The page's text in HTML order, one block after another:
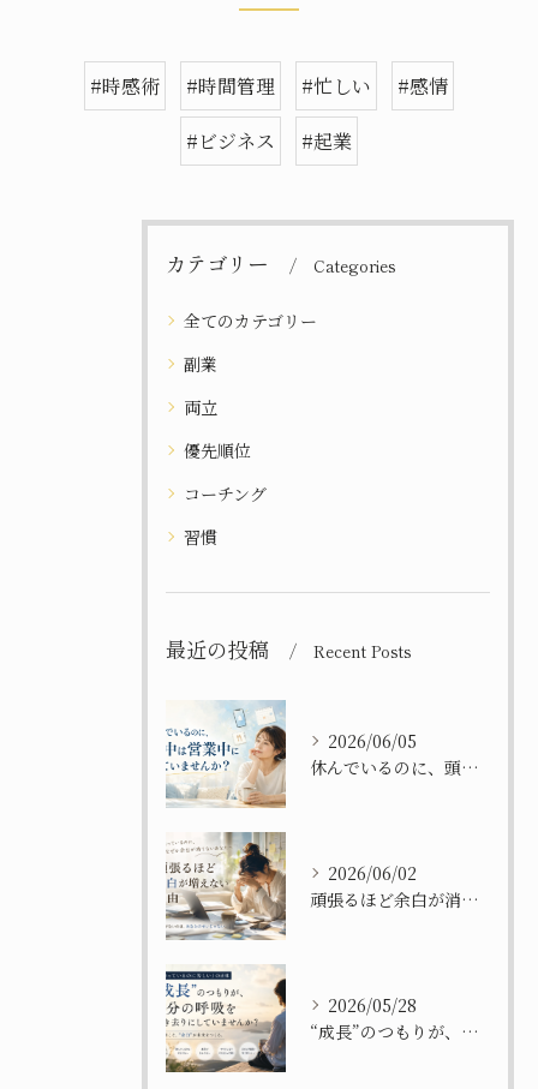
#時感術 #時間管理 #忙しい
#感情
#ビジネス
#起業
カテゴリー Categories
全てのカテゴリー
副業
両立
優先順位
コーチング
習慣
最近の投稿 Recent Posts
2026/06/05
休んでいるのに、頭の中は営業中になっていませんか？
2026/06/02
頑張るほど余白が消えてしまう理由
2026/05/28
“成長”のつもりが、自分を置き去りにしてませんか？